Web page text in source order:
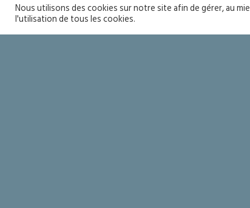
Nous utilisons des cookies sur notre site afin de gérer, au
l'utilisation de tous les cookies.